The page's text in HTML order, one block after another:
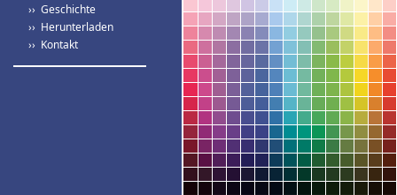
›› Geschichte
›› Herunterladen
›› Kontakt